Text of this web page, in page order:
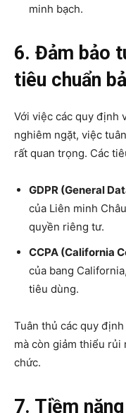
minh bạch.
6. Đảm bảo
tiêu chuẩn
Với việc các quy định
nghiêm ngặt, việc
rất quan trọng. Các
GDPR (General
của Liên minh
quyền riêng tư.
CCPA (California
của bang
tiêu dùng.
Tuân thủ các quy
mà còn giảm thiểu rủi
chức.
7. Tiềm